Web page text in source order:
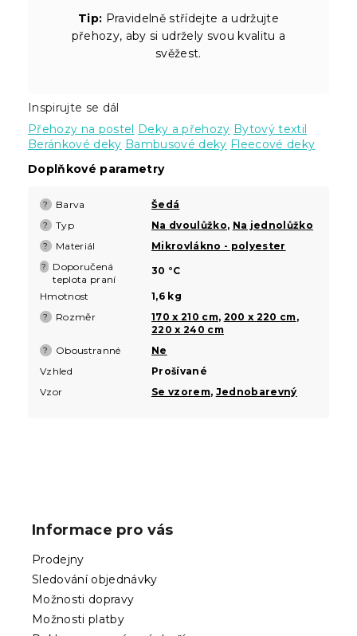
Tip: Pravidelně střídejte a udržujte
přehozy, aby si udržely svou kvalitu a
svěžest.
Inspirujte se dál
Přehozy na postel Deky a přehozy Bytový textil
Beránkové deky Bambusové deky Fleecové deky
Doplňkové parametry
? Barva Šedá
? Typ Na dvoulůžko, Na jednolůžko
? Materiál Mikrovlákno - polyester
?
Doporučená
teplota praní
30 °C
Hmotnost 1,6 kg
? Rozměr 170 x 210 cm, 200 x 220 cm,
220 x 240 cm
? Oboustranné
Ne
Vzhled
Prošívané
Vzor
Se vzorem, Jednobarevný
Informace pro vás
Prodejny
Sledování objednávky
Možnosti dopravy
Možnosti platby